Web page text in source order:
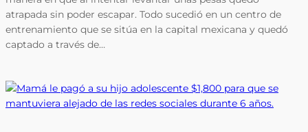
atrapada sin poder escapar. Todo sucedió en un centro de
entrenamiento que se sitúa en la capital mexicana y quedó
captado a través de…